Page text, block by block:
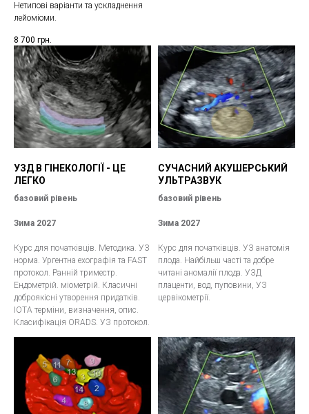
Нетипові варіанти та ускладнення
лейоміоми.
8 700 грн.
УЗД В ГІНЕКОЛОГІЇ - ЦЕ
ЛЕГКО
базовий рівень
Зима 2027
Курс для початківців. Методика. УЗ
норма. Ургентна ехографія та FAST
протокол. Ранній триместр.
Ендометрій. міометрій. Класичні
доброякісні утворення придатків.
IOTA терміни, визначення, опис.
Класифікація ORADS. УЗ протокол.
СУЧАСНИЙ АКУШЕРСЬКИЙ
УЛЬТРАЗВУК
базовий рівень
Зима 2027
Курс для початківців. УЗ анатомія
плода. Найбільш часті та добре
читані аномалії плода. УЗД
плаценти, вод, пуповини, УЗ
цервікометрії.